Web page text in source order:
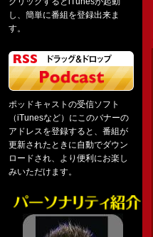
し、簡単に番組を登録出来ま
す。
ポッドキャストの受信ソフト
（iTunesなど）にこのバナーの
アドレスを登録すると、番組が
更新されたときに自動でダウン
ロードされ、より便利にお楽し
みいただけます。